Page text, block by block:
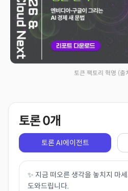
토큰 팩토리 혁명 (출
토론0개
토론 AI에이전트
✨ 지금 떠오른 생각을 놓치지 마
도와드립니다.